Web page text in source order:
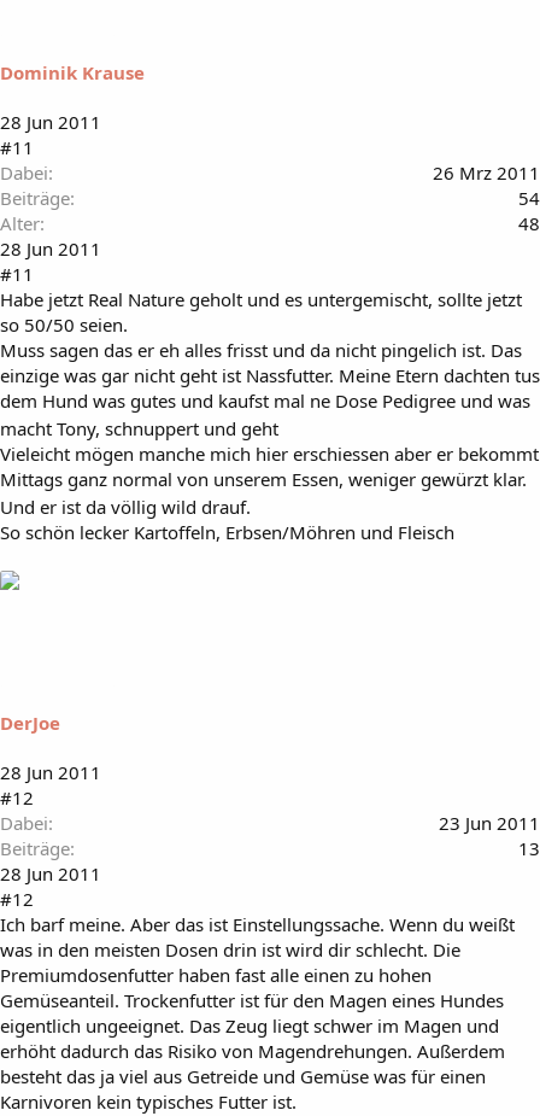
Dominik Krause
28 Jun 2011
#11
Dabei
26 Mrz 2011
Beiträge
54
Alter
48
28 Jun 2011
#11
Habe jetzt Real Nature geholt und es untergemischt, sollte jetzt
so 50/50 seien.
Muss sagen das er eh alles frisst und da nicht pingelich ist. Das
einzige was gar nicht geht ist Nassfutter. Meine Etern dachten tus
dem Hund was gutes und kaufst mal ne Dose Pedigree und was
macht Tony, schnuppert und geht
Vieleicht mögen manche mich hier erschiessen aber er bekommt
Mittags ganz normal von unserem Essen, weniger gewürzt klar.
Und er ist da völlig wild drauf.
So schön lecker Kartoffeln, Erbsen/Möhren und Fleisch
DerJoe
28 Jun 2011
#12
Dabei
23 Jun 2011
Beiträge
13
28 Jun 2011
#12
Ich barf meine. Aber das ist Einstellungssache. Wenn du weißt
was in den meisten Dosen drin ist wird dir schlecht. Die
Premiumdosenfutter haben fast alle einen zu hohen
Gemüseanteil. Trockenfutter ist für den Magen eines Hundes
eigentlich ungeeignet. Das Zeug liegt schwer im Magen und
erhöht dadurch das Risiko von Magendrehungen. Außerdem
besteht das ja viel aus Getreide und Gemüse was für einen
Karnivoren kein typisches Futter ist.